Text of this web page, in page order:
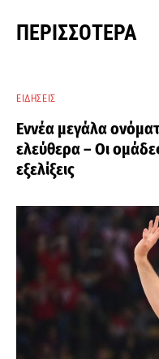
ΠΕΡΙΣΣΌΤΕΡΑ
ΕΙΔΉΣΕΙΣ
Εννέα μεγάλα
ελεύθερα – Οι
εξελίξεις